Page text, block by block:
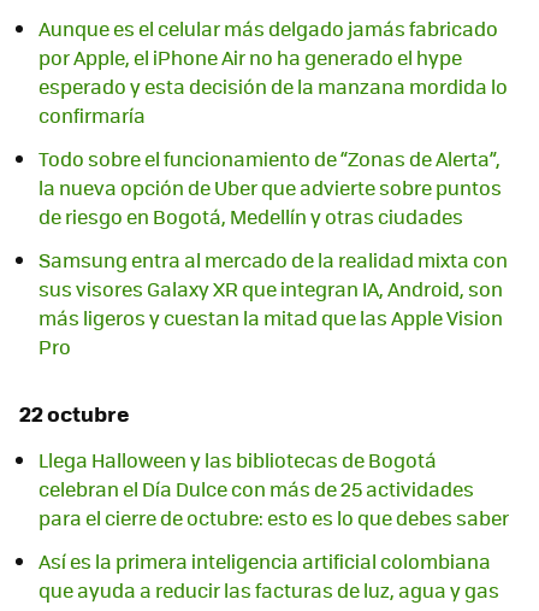
Aunque es el celular más delgado jamás fabricado
por Apple, el iPhone Air no ha generado el hype
esperado y esta decisión de la manzana mordida lo
confirmaría
Todo sobre el funcionamiento de “Zonas de Alerta”,
la nueva opción de Uber que advierte sobre puntos
de riesgo en Bogotá, Medellín y otras ciudades
Samsung entra al mercado de la realidad mixta con
sus visores Galaxy XR que integran IA, Android, son
más ligeros y cuestan la mitad que las Apple Vision
Pro
22 octubre
Llega Halloween y las bibliotecas de Bogotá
celebran el Día Dulce con más de 25 actividades
para el cierre de octubre: esto es lo que debes saber
Así es la primera inteligencia artificial colombiana
que ayuda a reducir las facturas de luz, agua y gas